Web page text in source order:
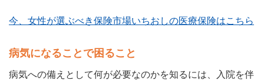
今、女性が選ぶべき保険市場いちおしの医療保険はこちら
病気になることで困ること
病気への備えとして何が必要なのかを知るには、入院を伴